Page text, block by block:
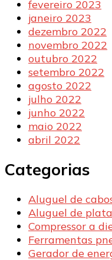
fevereiro 2023
janeiro 2023
dezembro 2022
novembro 2022
outubro 2022
setembro 2022
agosto 2022
julho 2022
junho 2022
maio 2022
abril 2022
Categorias
Aluguel de
Aluguel de
Compressor a
Ferramentas
Gerador de